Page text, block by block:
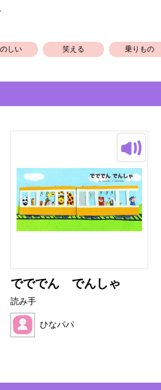
しい 笑える 乗りもの
でででん でんしゃ
読み手
ひなパパ